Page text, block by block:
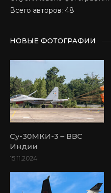
Всего авторов: 48
НОВЫЕ ФОТОГРАФИИ
Су-30МКИ-3 – ВВС
Индии
15.11.2024